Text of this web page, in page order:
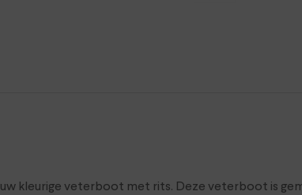
kleurige veterboot met rits. Deze veterboot is